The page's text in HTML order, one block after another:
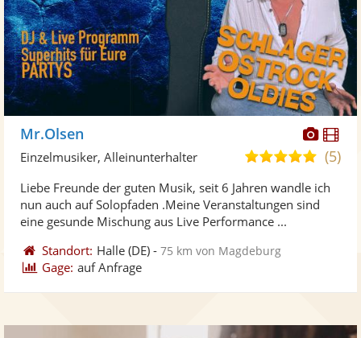
Fotos
Mr.Olsen
5,0
5
(5)
Einzelmusiker, Alleinunterhalter
Liebe Freunde der guten Musik, seit 6 Jahren wandle ich
nun auch auf Solopfaden .Meine Veranstaltungen sind
eine gesunde Mischung aus Live Performance ...
Standort: Halle (DE) -75 km von Magdeburg
Gage: auf Anfrage